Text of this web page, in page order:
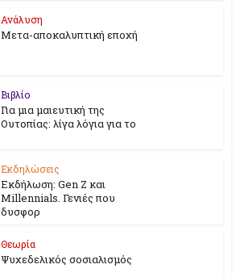
Ανάλυση
Μετα-αποκαλυπτική εποχή
Βιβλίο
Για μια μαιευτική της
Ουτοπίας: λίγα λόγια για το
Εκδηλώσεις
Εκδήλωση: Gen Z και
Millennials. Γενιές που
δυσφορ
Θεωρία
Ψυχεδελικός σοσιαλισμός